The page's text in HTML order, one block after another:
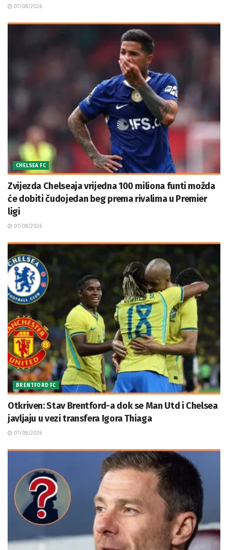
07/08/2026
CHELSEA FC
Zvijezda Chelseaja vrijedna 100 miliona funti možda
će dobiti čudojedan beg prema rivalima u Premier
ligi
07/08/2026
BRENTFORD FC
Otkriven: Stav Brentford-a dok se Man Utd i Chelsea
javljaju u vezi transfera Igora Thiaga
07/08/2026